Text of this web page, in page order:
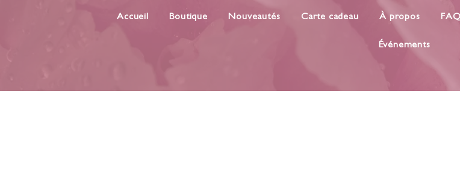
Accueil Boutique Nouveautés Carte cadeau À propos FAQ
Événements